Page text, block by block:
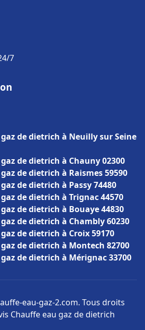
7
de dietrich à Neuilly sur Seine
de dietrich à Chauny 02300
de dietrich à Raismes 59590
de dietrich à Passy 74480
de dietrich à Trignac 44570
de dietrich à Bouaye 44830
de dietrich à Chambly 60230
de dietrich à Croix 59170
de dietrich à Montech 82700
de dietrich à Mérignac 33700
eau-gaz-2.com. Tous droits
Chauffe eau gaz de dietrich